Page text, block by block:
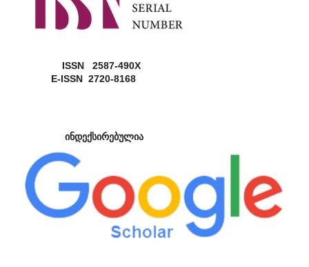
ISSN 2587-490X
E-ISSN 2720-8168
ინდექსირებულია